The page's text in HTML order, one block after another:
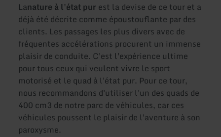
Lanature à l'état pur est la devise de ce tour et a
déjà été décrite comme époustouflante par des
clients. Les passages les plus divers avec de
fréquentes accélérations procurent un immense
plaisir de conduite. C'est l'expérience ultime
pour tous ceux qui veulent vivre le sport
motorisé et le quad à l'état pur. Pour ce tour,
nous recommandons d'utiliser l'un des quads de
400 cm3 de notre parc de véhicules, car ces
véhicules poussent le plaisir de l'aventure à son
paroxysme.